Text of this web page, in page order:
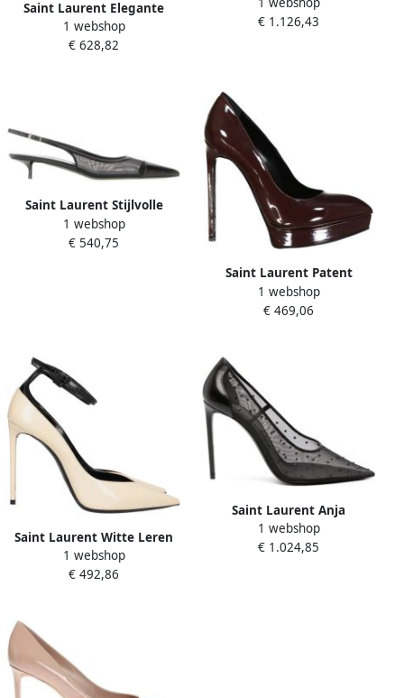
Saint Laurent Elegante
Slingback Pump Schoenen
Black Dames
1 webshop
€ 628,82
Effect
€ 1.126,43
Saint Laurent Stijlvolle
Sandalen voor de Zomer
Black Dames
1 webshop
€ 540,75
Saint Laurent Patent
Pointed Toe Pumps Brown
Dames
1 webshop
€ 469,06
Saint Laurent Witte Leren
Pumps met Gespsluiting
White Dames
1 webshop
€ 492,86
Saint Laurent Anja
Kristalversierde Pumps
Black Dames
1 webshop
€ 1.024,85